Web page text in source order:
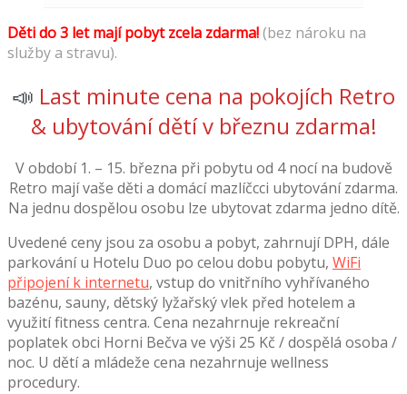
Děti do 3 let mají pobyt zcela zdarma!(bez nároku na
služby a stravu).
📣 Last minute cena na pokojích Retro
& ubytování dětí v březnu zdarma!
V období 1. – 15. března při pobytu od 4 nocí na budově
Retro mají vaše děti a domácí mazlíčcci ubytování zdarma.
Na jednu dospělou osobu lze ubytovat zdarma jedno dítě.
Uvedené ceny jsou za osobu a pobyt, zahrnují DPH, dále
parkování u Hotelu Duo po celou dobu pobytu, WiFi
připojení k internetu, vstup do vnitřního vyhřívaného
bazénu, sauny, dětský lyžařský vlek před hotelem a
využití fitness centra. Cena nezahrnuje rekreační
poplatek obci Horni Bečva ve výši 25 Kč / dospělá osoba /
noc. U dětí a mládeže cena nezahrnuje wellness
procedury.